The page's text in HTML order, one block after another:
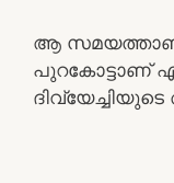
ആ
പുറകോട്ടാണ്